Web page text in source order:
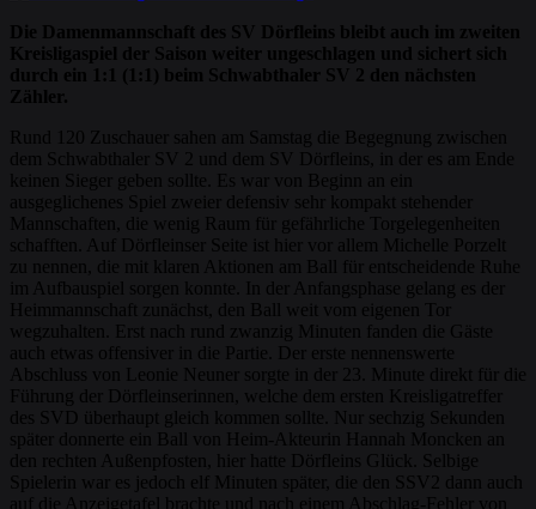
Die Damenmannschaft des SV Dörfleins bleibt auch im zweiten
Kreisligaspiel der Saison weiter ungeschlagen und sichert sich
durch ein 1:1 (1:1) beim Schwabthaler SV 2 den nächsten
Zähler.
Rund 120 Zuschauer sahen am Samstag die Begegnung zwischen
dem Schwabthaler SV 2 und dem SV Dörfleins, in der es am Ende
keinen Sieger geben sollte. Es war von Beginn an ein
ausgeglichenes Spiel zweier defensiv sehr kompakt stehender
Mannschaften, die wenig Raum für gefährliche Torgelegenheiten
schafften. Auf Dörfleinser Seite ist hier vor allem Michelle Porzelt
zu nennen, die mit klaren Aktionen am Ball für entscheidende Ruhe
im Aufbauspiel sorgen konnte. In der Anfangsphase gelang es der
Heimmannschaft zunächst, den Ball weit vom eigenen Tor
wegzuhalten. Erst nach rund zwanzig Minuten fanden die Gäste
auch etwas offensiver in die Partie. Der erste nennenswerte
Abschluss von Leonie Neuner sorgte in der 23. Minute direkt für die
Führung der Dörfleinserinnen, welche dem ersten Kreisligatreffer
des SVD überhaupt gleich kommen sollte. Nur sechzig Sekunden
später donnerte ein Ball von Heim-Akteurin Hannah Moncken an
den rechten Außenpfosten, hier hatte Dörfleins Glück. Selbige
Spielerin war es jedoch elf Minuten später, die den SSV2 dann auch
auf die Anzeigetafel brachte und nach einem Abschlag-Fehler von